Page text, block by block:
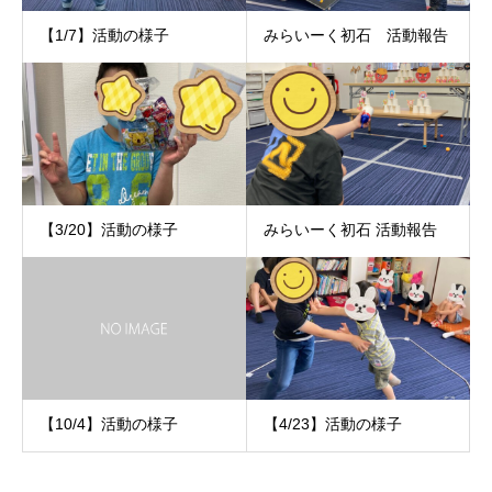
【1/7】活動の様子 みらいーく初石 活動報告
【3/20】活動の様子 みらいーく初石 活動報告
【10/4】活動の様子 【4/23】活動の様子